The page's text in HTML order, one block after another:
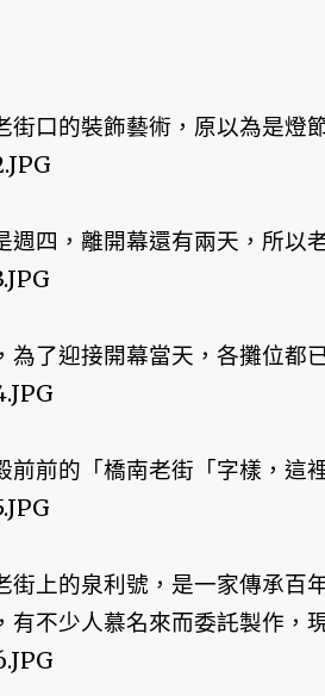
街口的裝飾藝術，原以為是燈
週四，離開幕還有兩天，所以
為了迎接開幕當天，各攤位都
前前的「橋南老街「字樣，這
街上的泉利號，是一家傳承百
有不少人慕名來而委託製作，